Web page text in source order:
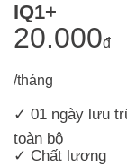
IQ1+
20.000đ
/tháng
✓ 01 ngày lưu
toàn bộ
✓ Chất lượng